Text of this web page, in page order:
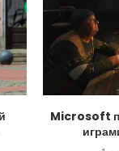
Microsoft